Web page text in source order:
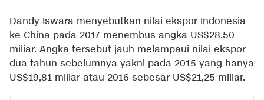
Dandy Iswara menyebutkan nilai ekspor Indonesia
ke China pada 2017 menembus angka US$28,50
miliar. Angka tersebut jauh melampaui nilai ekspor
dua tahun sebelumnya yakni pada 2015 yang hanya
US$19,81 miliar atau 2016 sebesar US$21,25 miliar.